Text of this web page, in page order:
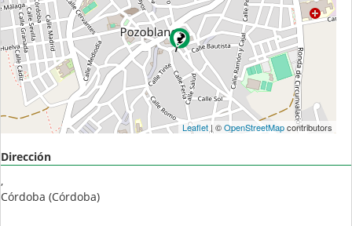
Leaflet| ©OpenStreetMapcontributors
Dirección
,
Córdoba (Córdoba)